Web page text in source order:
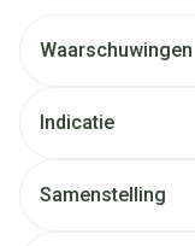
Waarschuwingen
Indicatie
Samenstelling